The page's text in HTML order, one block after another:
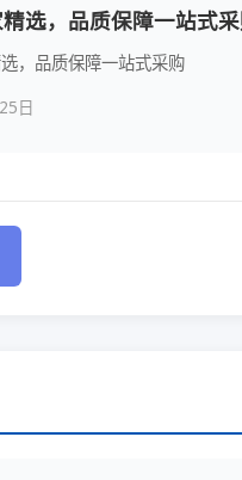
选，品质保障一站式
，品质保障一站式采购
日